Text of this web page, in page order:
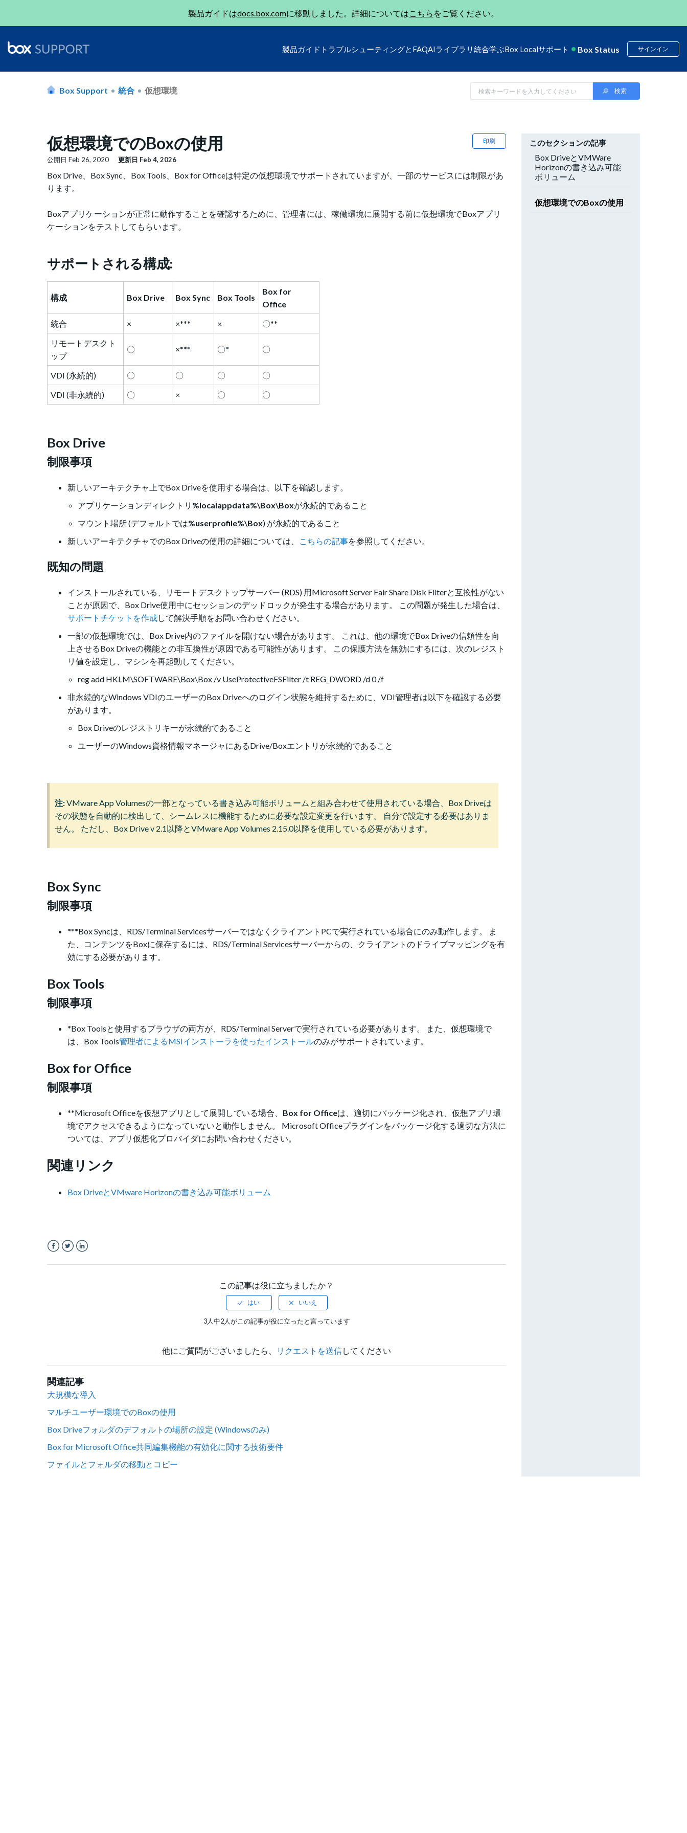
製品ガイドはdocs.box.comに移動しました。詳細についてはこちら をご覧ください。
製品ガイド トラブルシューティングとFAQAIライブラリ 統合学ぶBox Localサポート Box Status サインイン
Box Support 統合 仮想環境
印刷
仮想環境でのBoxの使用
公開日 Feb 26, 2020 更新日 Feb 4, 2026
Box Drive、Box Sync、Box Tools、Box for Officeは特定の仮想環境でサポートされていますが、一部のサービスには制限があ
ります。
Boxアプリケーションが正常に動作することを確認するために、管理者には、稼働環境に展開する前に仮想環境でBoxアプリ
ケーションをテストしてもらいます。
サポートされる構成:
構成 Box Drive Box Sync Box Tools
Box for
Office
統合
× ×*** ×
〇**
リモートデスクト
ップ
〇 ×*** 〇* 〇
VDI (永続的) 〇 〇 〇
〇
VDI (非永続的)
〇 × 〇 〇
Box Drive
制限事項
新しいアーキテクチャ上でBox Driveを使用する場合は、以下を確認します。
アプリケーションディレクトリ %localappdata%\Box\Boxが永続的であること
マウント場所 (デフォルトでは%userprofile%\Box) が永続的であること
新しいアーキテクチャでのBox Driveの使用の詳細については、
こちらの記事を参照してください。
既知の問題
インストールされている、リモートデスクトップサーバー (RDS) 用Microsoft Server Fair Share Disk Filterと互換性がない
ことが原因で、Box Drive使用中にセッションのデッドロックが発生する場合があります。 この問題が発生した場合は、
サポートチケットを作成して解決手順をお問い合わせください。
一部の仮想環境では、Box Drive内のファイルを開けない場合があります。 これは、他の環境でBox Driveの信頼性を向
上させるBox Driveの機能との非互換性が原因である可能性があります。 この保護方法を無効にするには、次のレジスト
リ値を設定し、マシンを再起動してください。
reg add HKLM\SOFTWARE\Box\Box /v UseProtectiveFSFilter /t REG_DWORD /d 0 /f
非永続的なWindows VDIのユーザーのBox Driveへのログイン状態を維持するために、VDI管理者は以下を確認する必要
があります。
Box Driveのレジストリキーが永続的であること
ユーザーのWindows資格情報マネージャにあるDrive/Boxエントリが永続的であること
注:VMware App Volumesの一部となっている書き込み可能ボリュームと組み合わせて使用されている場合、Box Driveは
その状態を自動的に検出して、シームレスに機能するために必要な設定変更を行います。 自分で設定する必要はありま
せん。 ただし、Box Drive v 2.1以降とVMware App Volumes 2.15.0以降を使用している必要があります。
Box Sync
制限事項
***Box Syncは、RDS/Terminal ServicesサーバーではなくクライアントPCで実行されている場合にのみ動作します。 ま
た、コンテンツをBoxに保存するには、RDS/Terminal Servicesサーバーからの、クライアントのドライブマッピングを有
効にする必要があります。
Box Tools
制限事項
*Box Toolsと使用するブラウザの両方が、RDS/Terminal Serverで実行されている必要があります。 また、仮想環境で
は、Box Tools管理者によるMSIインストーラを使ったインストールのみがサポートされています。
Box for Office
制限事項
**Microsoft Officeを仮想アプリとして展開している場合、 Box for Officeは、適切にパッケージ化され、仮想アプリ環
境でアクセスできるようになっていないと動作しません。 Microsoft Officeプラグインをパッケージ化する適切な方法に
ついては、アプリ仮想化プロバイダにお問い合わせください。
関連リンク
Box DriveとVMware Horizonの書き込み可能ボリューム
この記事は役に立ちましたか？
3人中2人がこの記事が役に立ったと言っています
他にご質問がございましたら、 リクエストを送信してください
関連記事
大規模な導入
マルチユーザー環境でのBoxの使用
Box Driveフォルダのデフォルトの場所の設定 (Windowsのみ)
Box for Microsoft Office共同編集機能の有効化に関する技術要件
ファイルとフォルダの移動とコピー
このセクションの記事
Box DriveとVMWare
Horizonの書き込み可能
ボリューム
仮想環境でのBoxの使用